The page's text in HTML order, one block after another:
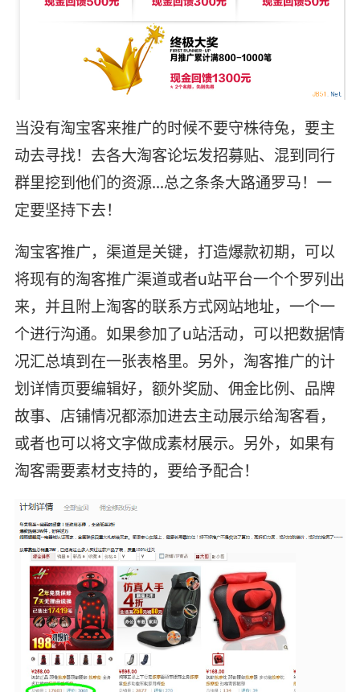
当没有淘宝客来推广的时候不要守株待兔，要主
动去寻找！去各大淘客论坛发招募贴、混到同行
群里挖到他们的资源…总之条条大路通罗马！一
定要坚持下去！
淘宝客推广，渠道是关键，打造爆款初期，可以
将现有的淘客推广渠道或者u站平台一个个罗列出
来，并且附上淘客的联系方式网站地址，一个一
个进行沟通。如果参加了u站活动，可以把数据情
况汇总填到在一张表格里。另外，淘客推广的计
划详情页要编辑好，额外奖励、佣金比例、品牌
故事、店铺情况都添加进去主动展示给淘客看，
或者也可以将文字做成素材展示。另外，如果有
淘客需要素材支持的，要给予配合！